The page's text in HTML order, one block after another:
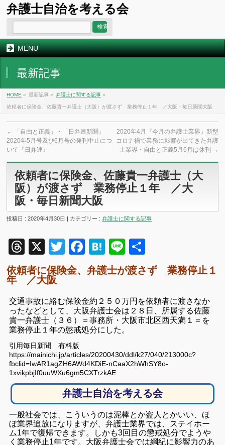
弁護士自治を考える会
MENU
最新記事
HOME » 最新記事 » 弁護士に関する記事 »
依頼者に保険金、佐藤貴一弁護士（大阪）が渡さず 業務停止１年 ／大阪・毎日新聞大阪
←
「自由と正義」・「日弁連新聞」
2020年5月号及び6月号の発刊中止につ
いて『日弁連』
2020年4月『今月の弁護士業界』新型
コロナ禍で業務に影響が出てきた弁護
士業界・自由と正義5月6月は休刊 →
依頼者に保険金、佐藤貴一弁護士（大
阪）が渡さず 業務停止１年 ／大
阪・毎日新聞大阪
投稿日 : 2020年4月30日 | カテゴリー :弁護士に関する記事
Threads
X TwitterFacebook
Hatena
Line
有
依頼者に保険金、弁護士が渡さず 業務停止１
年 ／大阪
交通事故に絡む保険金約２５０万円を依頼者に渡さなか
ったなどとして、大阪弁護士会は２８日、所属する佐藤
貴一弁護士（３６）＝事務所・大阪市北区西天満１＝を
業務停止１年の懲戒処分にした。
引用毎日新聞 有料版
https://mainichi.jp/articles/20200430/ddl/k27/040/213000c?
fbclid=IwAR1agZH6AWd4KDiE-nCaaX2hWhSY8o-
1xvikpbjIf0uuWXu6gm5CXTrzkAE
弁護士自治を考える会
一般社会では、こういうのは泥棒とか盗人とかいい、ほ
ぼ業界追放になりますが、弁護士業界では、ステイホー
ム1年で復帰できます。しかも3回目の懲戒処分でようや
く業務停止1年です。 大阪弁護士会では綱紀に影響力のあ